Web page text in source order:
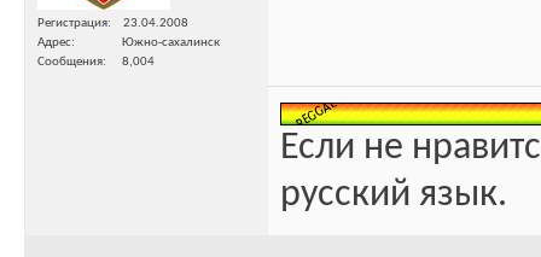
Регистрация
23.04.2008
Адрес
Южно-сахалинск
Сообщения
8,004
Если не
русский язык.